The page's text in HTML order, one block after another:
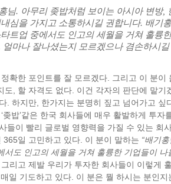
님. 아무리 좆밥처럼 보이는 아시아 변방,
심을 가지고 소통하시길 권합니다. 배기
트업 중에서도 인고의 세월을 거쳐 훌륭
얼마나 잘나셨는지 모르겠으나 겸손하시
확한 포인트를 잘 모르겠다. 그리고 이 분이
도, 할 자격도 없다. 이건 각자의 판단에 맡기
. 하지만, 한가지는 분명히 짚고 넘어가고 싶
좆밥’같은 한국 회사들에 매우 활발하게 투자
들이 빨리 글로벌 영향력을 가질 수 있는 회
365일 고민하고 있다. 이 분이 말하는 “배기
서도 인고의 세월을 거쳐 훌륭한 기업들이 나
리고 제발 우리가 투자한 회사들이 이렇게
일 기도하고 있다. 이 분은 뭘 하시는 분인